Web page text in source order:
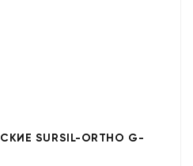
SURSIL-ORTHO G-